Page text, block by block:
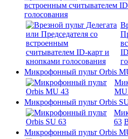
встроенным считывателем
голосования
Микрофонный пульт Orbis
Микрофонный пульт Orbis
63
Микрофонный пульт Orbis